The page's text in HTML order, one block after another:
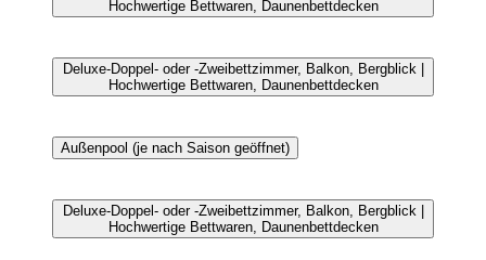
Hochwertige Bettwaren, Daunenbettdecken
Deluxe-Doppel- oder -Zweibettzimmer, Balkon, Bergblick |
Hochwertige Bettwaren, Daunenbettdecken
Außenpool (je nach Saison geöffnet)
Deluxe-Doppel- oder -Zweibettzimmer, Balkon, Bergblick |
Hochwertige Bettwaren, Daunenbettdecken